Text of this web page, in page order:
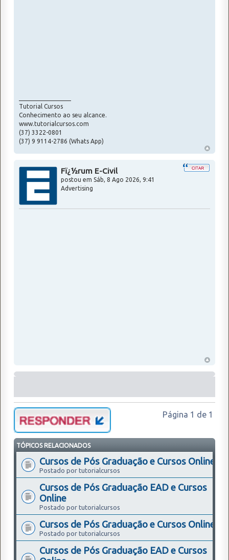
Tutorial Cursos
Conhecimento ao seu alcance.
www.tutorialcursos.com
(37) 3322-0801
(37) 9 9114-2786 (Whats App)
Fï¿½rum E-Civil
postou em Sáb, 8 Ago 2026, 9:41
Advertising
Página 1 de 1
TÓPICOS RELACIONADOS
Cursos de Pós Graduação e Cursos Online
Postado por tutorialcursos
Cursos de Pós Graduação EAD e Cursos
Online
Postado por tutorialcursos
Cursos de Pós Graduação e Cursos Online
Postado por tutorialcursos
Cursos de Pós Graduação EAD e Cursos